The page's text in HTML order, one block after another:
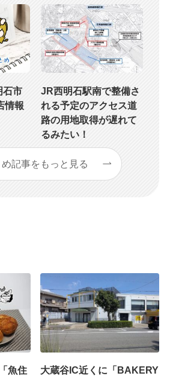
石市
情報
JR西明石駅南で整備さ
れる予定のアクセス道
路の用地取得が遅れて
るみたい！
め記事をもっと見る
魚住
大蔵谷IC近くに「BAKERY